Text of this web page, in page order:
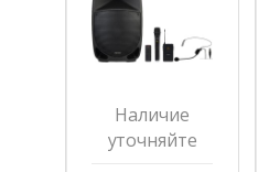
Наличие
уточняйте